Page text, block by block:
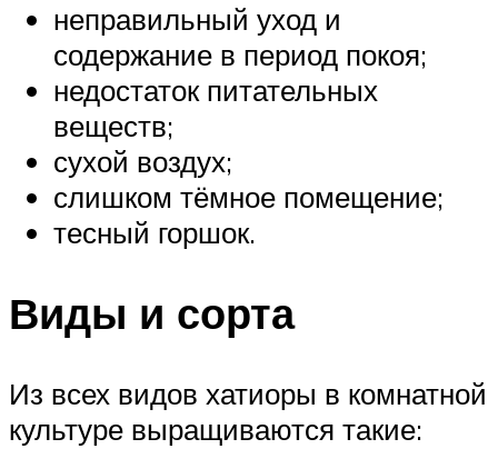
неправильный уход и
содержание в период покоя;
недостаток питательных
веществ;
сухой воздух;
слишком тёмное помещение;
тесный горшок.
Виды и сорта
Из всех видов хатиоры в комнатной
культуре выращиваются такие: